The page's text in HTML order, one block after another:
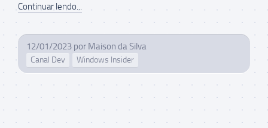
Continuar lendo...
12/01/2023 por Maison da Silva
Canal Dev Windows Insider